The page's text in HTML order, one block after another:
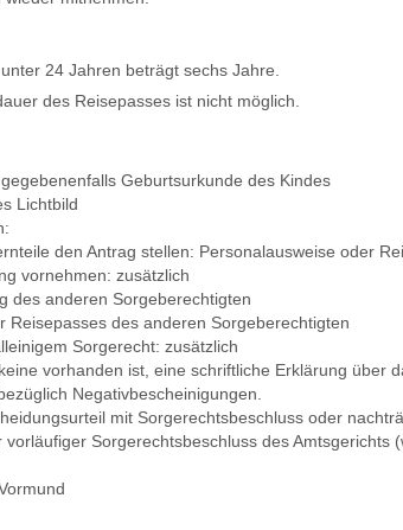
24 Jahren beträgt sechs Jahre.
des Reisepasses ist nicht möglich.
gegebenenfalls Geburtsurkunde des Kindes
Lichtbild
:
den Antrag stellen: Personalausweise oder
vornehmen: zusätzlich
des anderen Sorgeberechtigten
Reisepasses des anderen Sorgeberechtigten
Sorgerecht: zusätzlich
vorhanden ist, eine schriftliche Erklärung über
Negativbescheinigungen.
mit Sorgerechtsbeschluss oder
Sorgerechtsbeschluss des Amtsgerichts